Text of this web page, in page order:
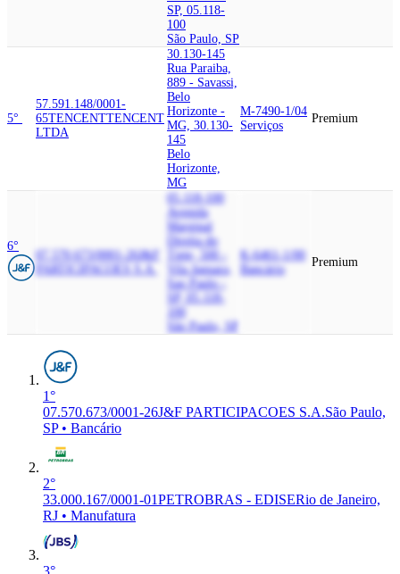
SP, 05.118-
100
São Paulo, SP
5°
57.591.148/0001-
65TENCENTTENCENT
LTDA
30.130-145
Rua Paraiba,
889 - Savassi,
Belo
Horizonte -
MG, 30.130-
145
Belo
Horizonte,
MG
M-7490-1/04
Serviços
Premium
6°
07.570.673/0001-26J&F
PARTICIPACOES S.A.
05.118-100
Avenida
Marginal
Direita do
Tiete, 500 -
Vila Jaguara,
Sao Paulo -
SP, 05.118-
100
São Paulo, SP
K-6461-1/00
Bancário
Premium
1°
07.570.673/0001-26J&F PARTICIPACOES S.A.São Paulo,
SP • Bancário
2°
33.000.167/0001-01PETROBRAS - EDISERio de Janeiro,
RJ • Manufatura
3°